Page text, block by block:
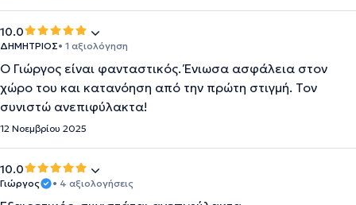
10.0
ΔΗΜΗΤΡΙΟΣ• 1 αξιολόγηση
O Γιώργος είναι φανταστικός. Ένιωσα ασφάλεια στον
χώρο του και κατανόηση από την πρώτη στιγμή. Τον
συνιστώ ανεπιφύλακτα!
12 Νοεμβρίου 2025
10.0
Γιώργος • 4 αξιολογήσεις